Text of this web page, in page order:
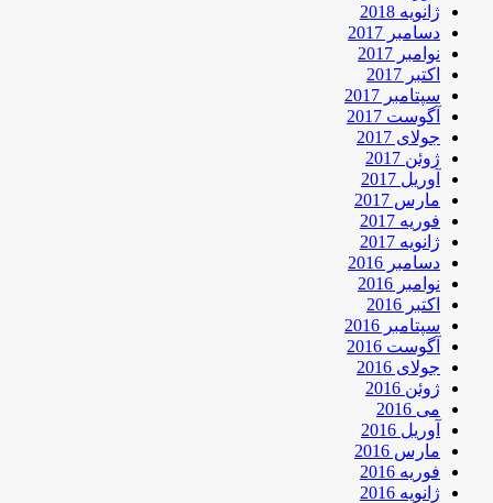
ژانویه 2018
دسامبر 2017
نوامبر 2017
اکتبر 2017
سپتامبر 2017
آگوست 2017
جولای 2017
ژوئن 2017
آوریل 2017
مارس 2017
فوریه 2017
ژانویه 2017
دسامبر 2016
نوامبر 2016
اکتبر 2016
سپتامبر 2016
آگوست 2016
جولای 2016
ژوئن 2016
می 2016
آوریل 2016
مارس 2016
فوریه 2016
ژانویه 2016